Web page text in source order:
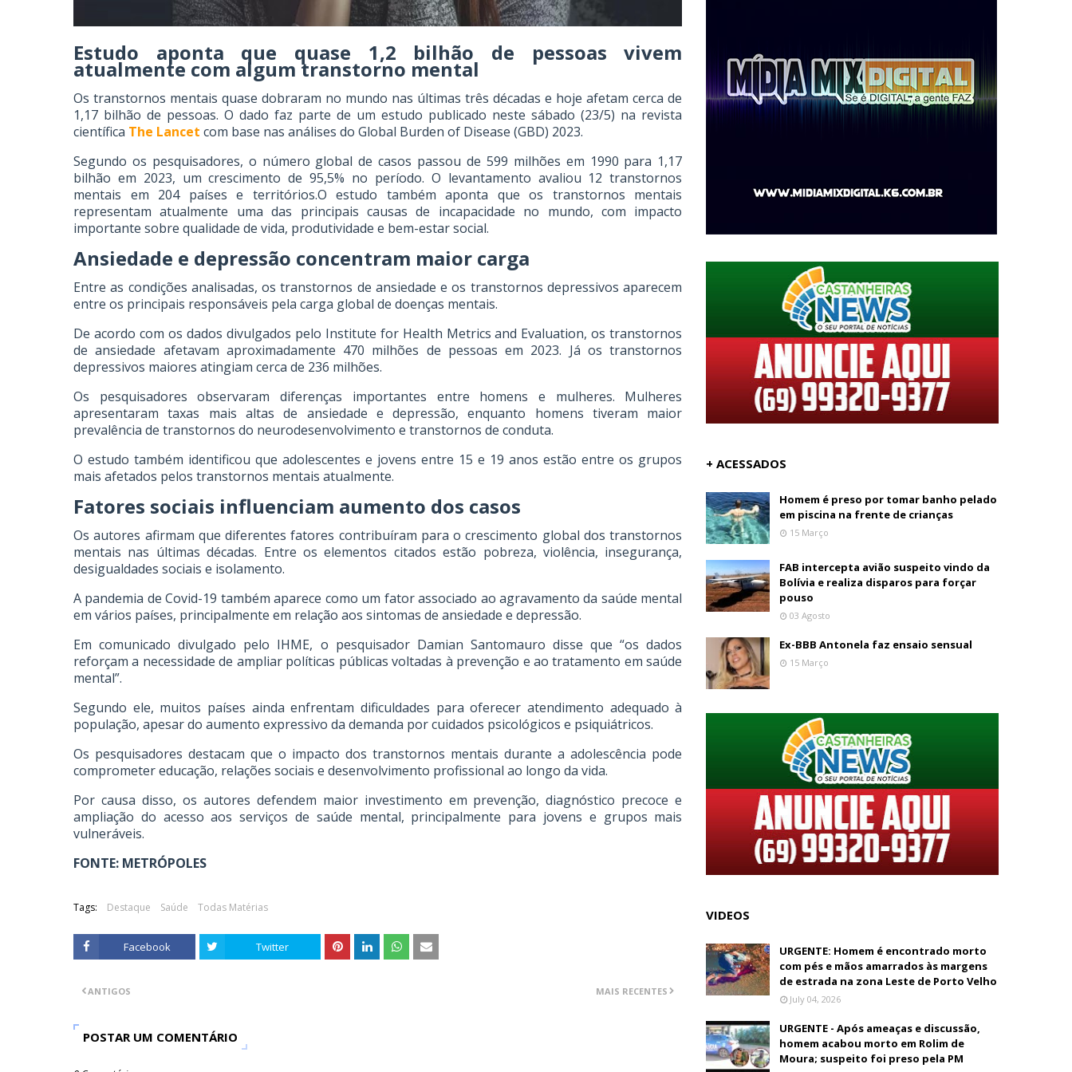
Estudo aponta que quase 1,2 bilhão de pessoas vivem
atualmente com algum transtorno mental
Os transtornos mentais quase dobraram no mundo nas últimas três décadas e hoje afetam cerca de
1,17 bilhão de pessoas. O dado faz parte de um estudo publicado neste sábado (23/5) na revista
científica The Lancet com base nas análises do Global Burden of Disease (GBD) 2023.
Segundo os pesquisadores, o número global de casos passou de 599 milhões em 1990 para 1,17
bilhão em 2023, um crescimento de 95,5% no período. O levantamento avaliou 12 transtornos
mentais em 204 países e territórios.O estudo também aponta que os transtornos mentais
representam atualmente uma das principais causas de incapacidade no mundo, com impacto
importante sobre qualidade de vida, produtividade e bem-estar social.
Ansiedade e depressão concentram maior carga
Entre as condições analisadas, os transtornos de ansiedade e os transtornos depressivos aparecem
entre os principais responsáveis pela carga global de doenças mentais.
De acordo com os dados divulgados pelo Institute for Health Metrics and Evaluation, os transtornos
de ansiedade afetavam aproximadamente 470 milhões de pessoas em 2023. Já os transtornos
depressivos maiores atingiam cerca de 236 milhões.
Os pesquisadores observaram diferenças importantes entre homens e mulheres. Mulheres
apresentaram taxas mais altas de ansiedade e depressão, enquanto homens tiveram maior
prevalência de transtornos do neurodesenvolvimento e transtornos de conduta.
O estudo também identificou que adolescentes e jovens entre 15 e 19 anos estão entre os grupos
mais afetados pelos transtornos mentais atualmente.
Fatores sociais influenciam aumento dos casos
Os autores afirmam que diferentes fatores contribuíram para o crescimento global dos transtornos
mentais nas últimas décadas. Entre os elementos citados estão pobreza, violência, insegurança,
desigualdades sociais e isolamento.
A pandemia de Covid-19 também aparece como um fator associado ao agravamento da saúde mental
em vários países, principalmente em relação aos sintomas de ansiedade e depressão.
Em comunicado divulgado pelo IHME, o pesquisador Damian Santomauro disse que “os dados
reforçam a necessidade de ampliar políticas públicas voltadas à prevenção e ao tratamento em saúde
mental”.
Segundo ele, muitos países ainda enfrentam dificuldades para oferecer atendimento adequado à
população, apesar do aumento expressivo da demanda por cuidados psicológicos e psiquiátricos.
Os pesquisadores destacam que o impacto dos transtornos mentais durante a adolescência pode
comprometer educação, relações sociais e desenvolvimento profissional ao longo da vida.
Por causa disso, os autores defendem maior investimento em prevenção, diagnóstico precoce e
ampliação do acesso aos serviços de saúde mental, principalmente para jovens e grupos mais
vulneráveis.
FONTE: METRÓPOLES
Tags: Destaque Saúde Todas Matérias
Facebook Twitter
MAIS RECENTES
ANTIGOS
POSTAR UM COMENTÁRIO
+ ACESSADOS
Homem é preso por tomar banho pelado
em piscina na frente de crianças
15 Março
FAB intercepta avião suspeito vindo da
Bolívia e realiza disparos para forçar
pouso
03 Agosto
Ex-BBB Antonela faz ensaio sensual
15 Março
VIDEOS
URGENTE: Homem é encontrado morto
com pés e mãos amarrados às margens
de estrada na zona Leste de Porto Velho
July 04, 2026
URGENTE - Após ameaças e discussão,
homem acabou morto em Rolim de
Moura; suspeito foi preso pela PM